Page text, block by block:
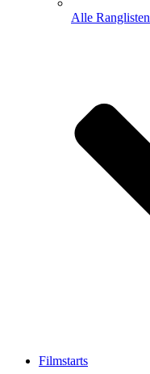
Alle Ranglisten
Filmstarts